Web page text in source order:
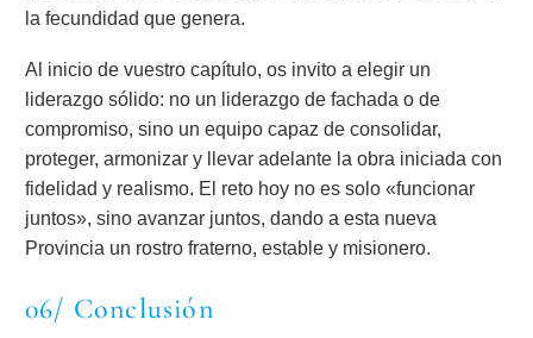
la fecundidad que genera.
Al inicio de vuestro capítulo, os invito a elegir un
liderazgo sólido: no un liderazgo de fachada o de
compromiso, sino un equipo capaz de consolidar,
proteger, armonizar y llevar adelante la obra iniciada con
fidelidad y realismo. El reto hoy no es solo «funcionar
juntos», sino avanzar juntos, dando a esta nueva
Provincia un rostro fraterno, estable y misionero.
06/ Conclusión